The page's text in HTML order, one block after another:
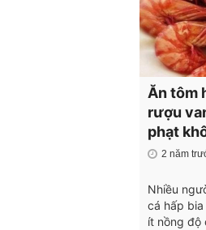
Ăn tôm
rượu
phạt
2 năm
Nhiều
cá hấp
ít nồng độ